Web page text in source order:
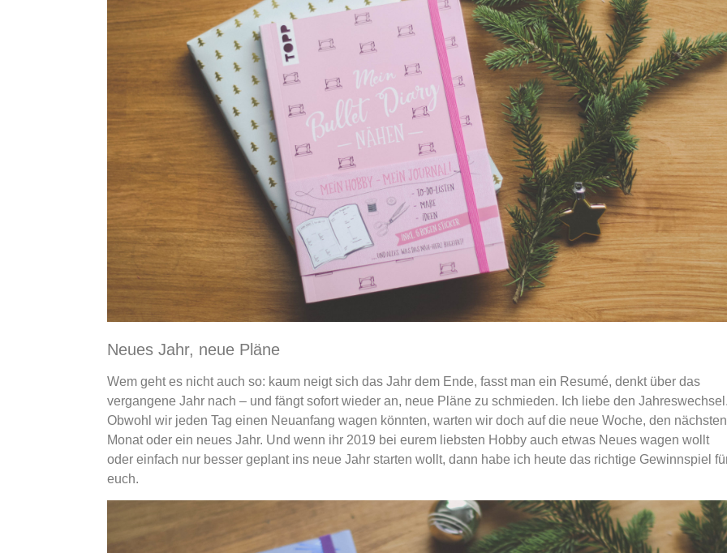
Neues Jahr, neue Pläne
Wem geht es nicht auch so: kaum neigt sich das Jahr dem Ende, fasst man ein Resumé, denkt über das
vergangene Jahr nach – und fängt sofort wieder an, neue Pläne zu schmieden. Ich liebe den
Obwohl wir jeden Tag einen Neuanfang wagen könnten, warten wir doch auf die neue Woche, den nächsten
Monat oder ein neues Jahr. Und wenn ihr 2019 bei eurem liebsten Hobby auch etwas Neues wagen wollt
oder einfach nur besser geplant ins neue Jahr starten wollt, dann habe ich heute das richtige Gewinnspiel
euch.